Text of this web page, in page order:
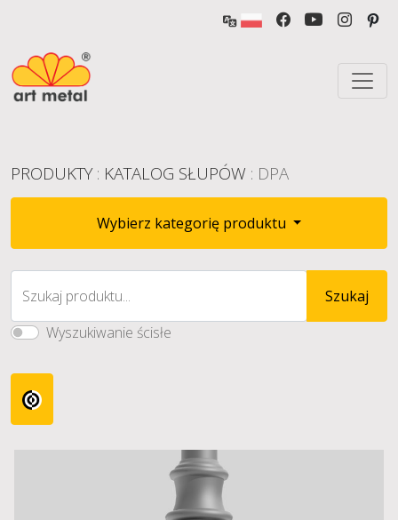
PRODUKTY: KATALOG SŁUPÓW : DPA
Wybierz kategorię produktu
Szukaj produktu...
Szukaj
Wyszukiwanie ścisłe